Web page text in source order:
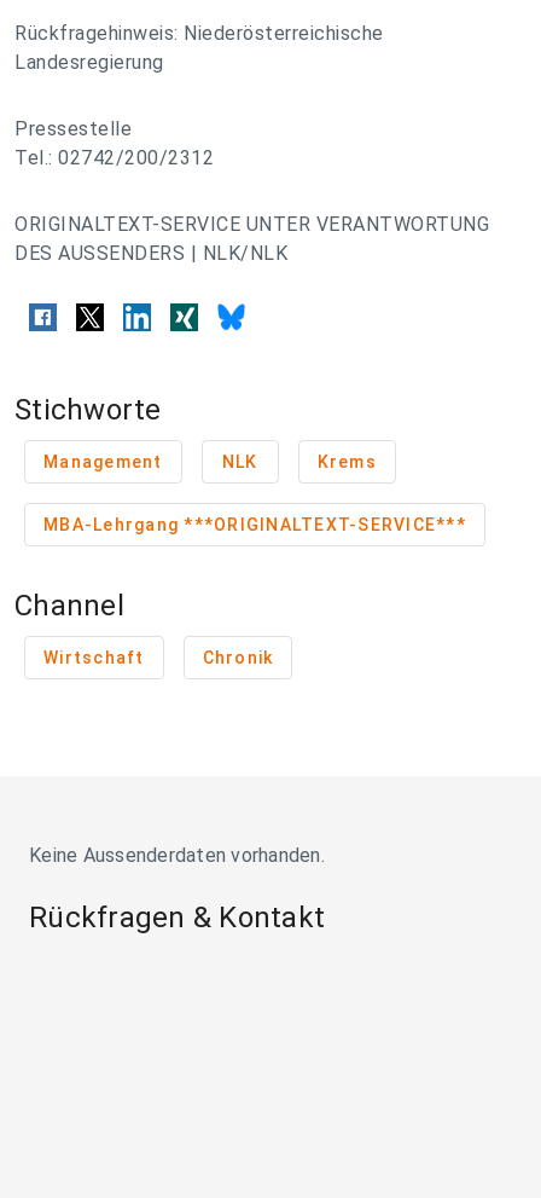
Rückfragehinweis: Niederösterreichische
Landesregierung
Pressestelle
Tel.: 02742/200/2312
ORIGINALTEXT-SERVICE UNTER VERANTWORTUNG
DES AUSSENDERS | NLK/NLK
Stichworte
Management NLK Krems
MBA-Lehrgang ***ORIGINALTEXT-SERVICE***
Channel
Wirtschaft Chronik
Keine Aussenderdaten vorhanden.
Rückfragen & Kontakt